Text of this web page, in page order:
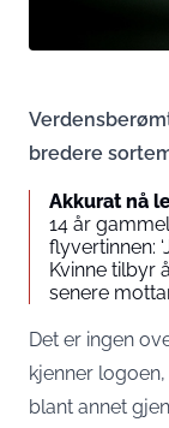
bredere
Akkurat nå
14 år
flyvertinnen:
Kvinne tilbyr
senere
Det er ingen
kjenner
blant annet